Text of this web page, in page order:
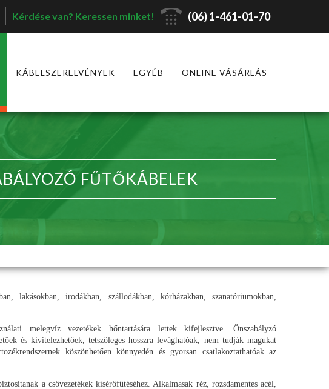
Kérdése van? Keressen minket! (06) 1-461-01-70
KÁBELSZERELVÉNYEK EGYÉB ONLINE VÁSÁRLÁS
FŰTŐKÁBELEK
lakásokban, irodákban, szállodákban, kórházakban, szanatóriumokban,
melegvíz vezetékek hőntartására lettek kifejlesztve. Önszabályzó
és kivitelezhetőek, tetszőleges hosszra levághatóak, nem tudják magukat
köszönhetően könnyedén és gyorsan csatlakoztathatóak az
a csővezetékek kísérőfűtéséhez. Alkalmasak réz, rozsdamentes acél,